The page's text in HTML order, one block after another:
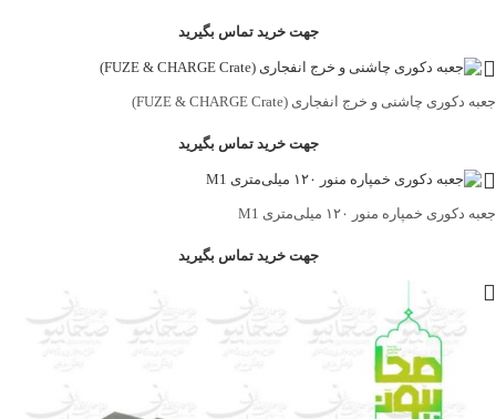
جهت خرید تماس بگیرید
جعبه دکوری چاشنی و خرج انفجاری (FUZE & CHARGE Crate)
جهت خرید تماس بگیرید
جعبه دکوری خمپاره منور ۱۲۰ میلی‌متری M1
جهت خرید تماس بگیرید